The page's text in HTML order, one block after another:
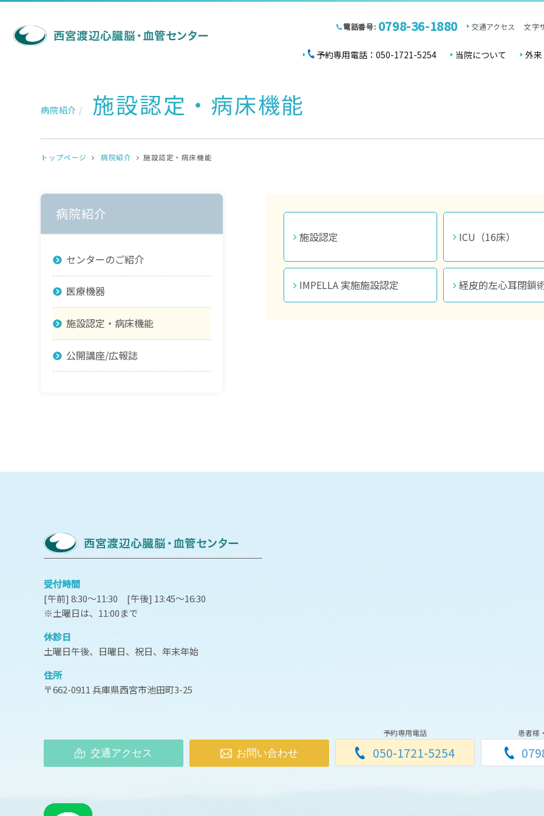
電話番号: 0798-36-1880 交通アクセス 文字
予約専用電話：050-1721-5254 当院について 外
病院紹介 / 施設認定・病床機能
トップページ 病院紹介 施設認定・病床機能
施設認定 ICU（16床）
IMPELLA 実施施設認定 経皮的左心耳閉鎖
病院紹介
センターのご紹介
医療機器
施設認定・病床機能
公開講座/広報誌
受付時間
[午前] 8:30～11:30 [午後] 13:45～16:30
※土曜日は、11:00まで
休診日
土曜日午後、日曜日、祝日、年末年始
住所
〒662-0911 兵庫県西宮市池田町3-25
交通アクセス お問い合わせ
予約専用電話
050-1721-5254
患者様